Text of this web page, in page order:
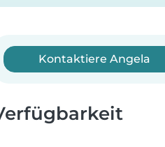
Kontaktiere Angela